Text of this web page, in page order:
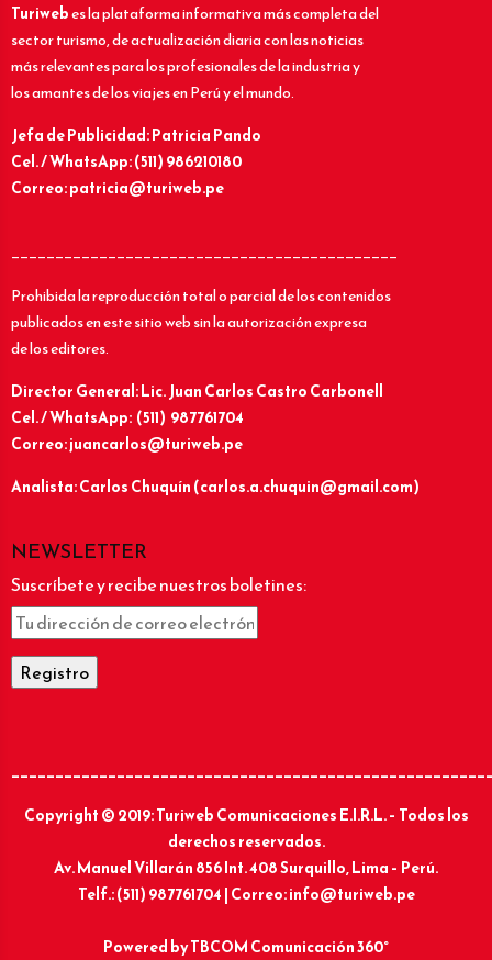
Turiwebes la plataforma informativa más completa del
sector turismo, de actualización diaria con las noticias
más relevantes para los profesionales de la industria y
los amantes de los viajes en Perú y el mundo.
Jefa de Publicidad: Patricia Pando
Cel. / WhatsApp: (511) 986210180
Correo: patricia@turiweb.pe
____________________________________________
Prohibida la reproducción total o parcial de los contenidos
publicados en este sitio web sin la autorización expresa
de los editores.
Director General: Lic.Juan Carlos Castro Carbonell
Cel. / WhatsApp: (511) 987761704
Correo: juancarlos@turiweb.pe
Analista: Carlos Chuquín (carlos.a.chuquin@gmail.com)
NEWSLETTER
Suscríbete y recibe nuestros boletines:
Copyright © 2019: Turiweb Comunicaciones E.I.R.L. – Todos los
derechos reservados.
Av. Manuel Villarán 856 Int. 408 Surquillo, Lima – Perú.
Telf.: (511) 987761704 | Correo: info@turiweb.pe
Powered byTBCOM Comunicación 360°